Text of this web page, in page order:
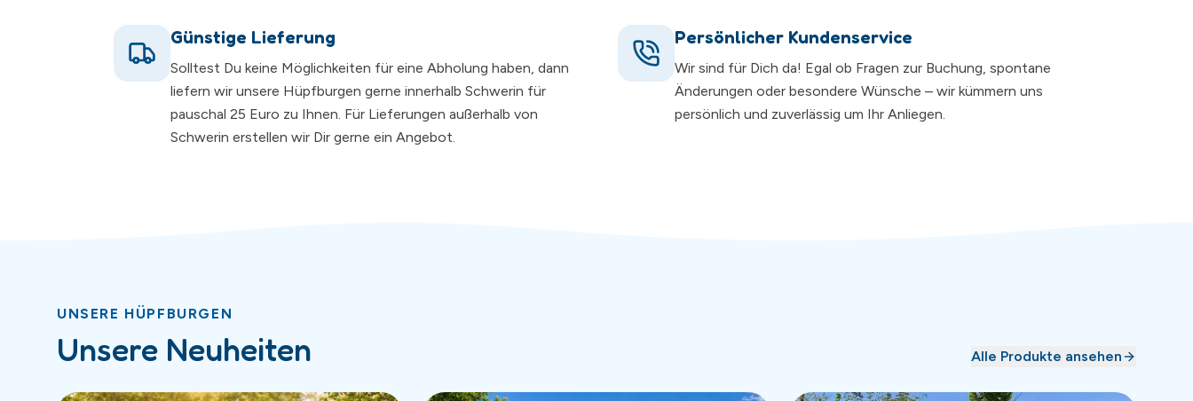
Günstige Lieferung
Solltest Du keine Möglichkeiten für eine Abholung haben, dann
liefern wir unsere Hüpfburgen gerne innerhalb Schwerin für
pauschal 25 Euro zu Ihnen. Für Lieferungen außerhalb von
Schwerin erstellen wir Dir gerne ein Angebot.
Persönlicher Kundenservice
Wir sind für Dich da! Egal ob Fragen zur Buchung, spontane
Änderungen oder besondere Wünsche – wir kümmern uns
persönlich und zuverlässig um Ihr Anliegen.
UNSERE HÜPFBURGEN
Unsere Neuheiten Alle Produkte ansehen